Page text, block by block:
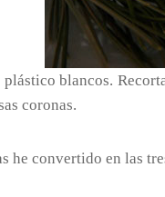
blancos.
coronas.
he convertido en las